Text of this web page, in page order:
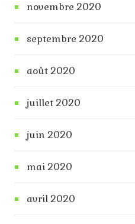
novembre 2020
septembre 2020
août 2020
juillet 2020
juin 2020
mai 2020
avril 2020